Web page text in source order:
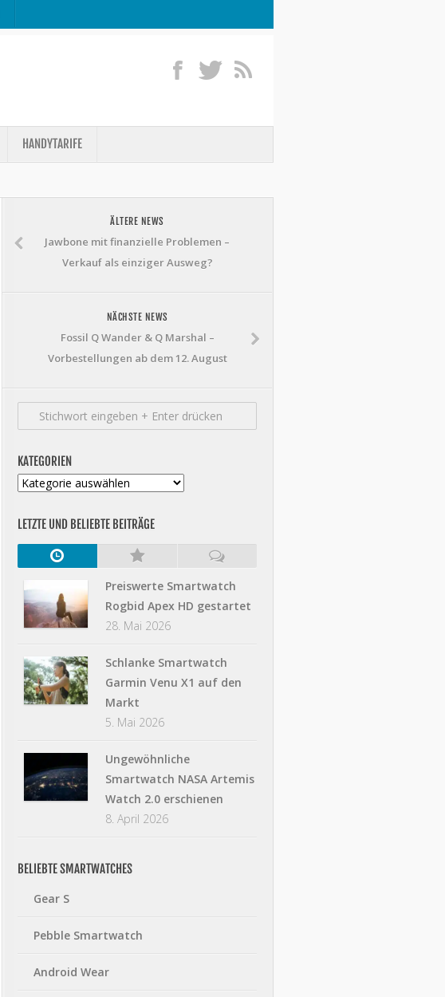
HANDYTARIFE
ÄLTERE NEWS
Jawbone mit finanzielle Problemen –
Verkauf als einziger Ausweg?
NÄCHSTE NEWS
Fossil Q Wander & Q Marshal –
Vorbestellungen ab dem 12. August
KATEGORIEN
Kategorien
LETZTE UND BELIEBTE BEITRÄGE
Preiswerte Smartwatch
Rogbid Apex HD gestartet
28. Mai 2026
Schlanke Smartwatch
Garmin Venu X1 auf den
Markt
5. Mai 2026
Ungewöhnliche
Smartwatch NASA Artemis
Watch 2.0 erschienen
8. April 2026
BELIEBTE SMARTWATCHES
Gear S
Pebble Smartwatch
Android Wear